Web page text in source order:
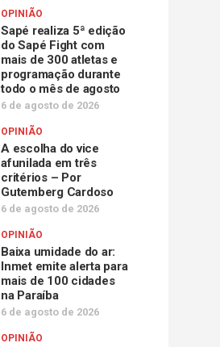
OPINIÃO
Sapé realiza 5ª edição
do Sapé Fight com
mais de 300 atletas e
programação durante
todo o mês de agosto
6 de agosto de 2026
OPINIÃO
A escolha do vice
afunilada em três
critérios – Por
Gutemberg Cardoso
6 de agosto de 2026
OPINIÃO
Baixa umidade do ar:
Inmet emite alerta para
mais de 100 cidades
na Paraíba
6 de agosto de 2026
OPINIÃO